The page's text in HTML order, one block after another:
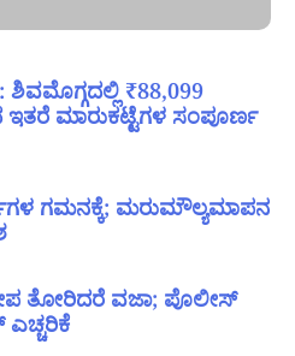
₹88,099
ಮಾರುಕಟ್ಟೆಗಳ ಸಂಪೂರ್ಣ
ಗಮನಕ್ಕೆ; ಮರುಮೌಲ್ಯಮಾಪನ
ತೋರಿದರೆ ವಜಾ; ಪೊಲೀಸ್